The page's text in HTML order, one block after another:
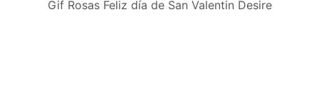
Gif Rosas Feliz día de San Valentin Desire